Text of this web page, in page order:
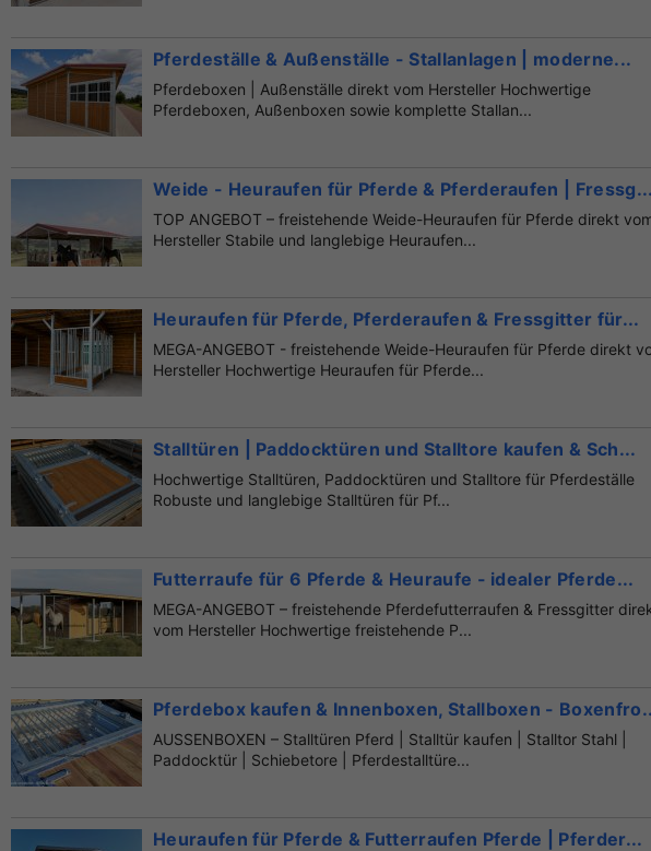
Pferdeställe & Außenställe - Stallanlagen | moderne...
Pferdeboxen | Außenställe direkt vom Hersteller Hochwertige
Pferdeboxen, Außenboxen sowie komplette Stallan...
Weide - Heuraufen für Pferde & Pferderaufen | Fressg...
TOP ANGEBOT – freistehende Weide-Heuraufen für Pferde direkt
Hersteller Stabile und langlebige Heuraufen...
Heuraufen für Pferde, Pferderaufen & Fressgitter für...
MEGA-ANGEBOT - freistehende Weide-Heuraufen für Pferde direkt
Hersteller Hochwertige Heuraufen für Pferde...
Stalltüren | Paddocktüren und Stalltore kaufen & Sch...
Hochwertige Stalltüren, Paddocktüren und Stalltore für Pferdeställe
Robuste und langlebige Stalltüren für Pf...
Futterraufe für 6 Pferde & Heuraufe - idealer Pferde...
MEGA-ANGEBOT – freistehende Pferdefutterraufen & Fressgitter
vom Hersteller Hochwertige freistehende P...
Pferdebox kaufen & Innenboxen, Stallboxen -
AUSSENBOXEN – Stalltüren Pferd | Stalltür kaufen | Stalltor Stahl |
Paddocktür | Schiebetore | Pferdestalltüre...
Heuraufen für Pferde & Futterraufen Pferde | Pferder...